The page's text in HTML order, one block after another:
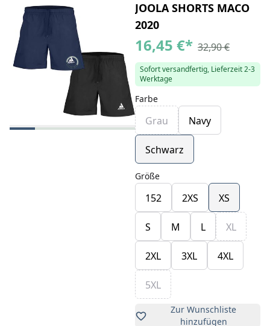
JOOLA SHORTS MACO
2020
16,45 €* 32,90 €
Sofort versandfertig, Lieferzeit 2-3
Werktage
Farbe
Grau Navy
Schwarz
Größe
152 2XS XS
S M L XL
2XL 3XL 4XL
5XL
Zur Wunschliste
hinzufügen